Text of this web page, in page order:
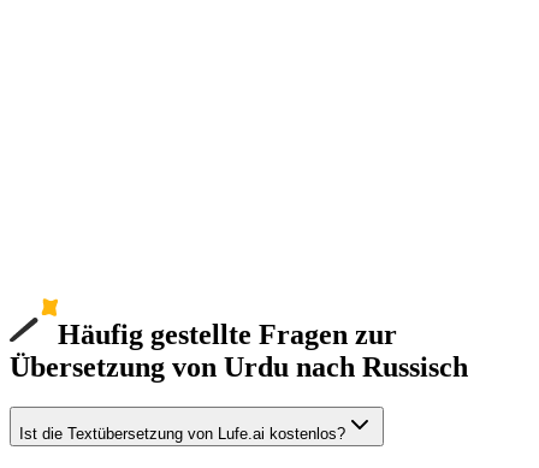
Häufig gestellte Fragen zur
Übersetzung von Urdu nach Russisch
Ist die Textübersetzung von Lufe.ai kostenlos?